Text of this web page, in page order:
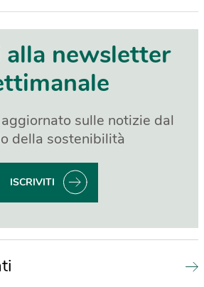
newsletter
sulle notizie dal
della sostenibilità
ISCRIVITI